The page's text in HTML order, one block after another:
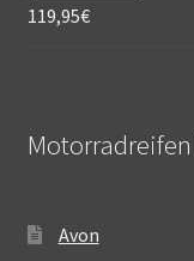
119,95€
Avon